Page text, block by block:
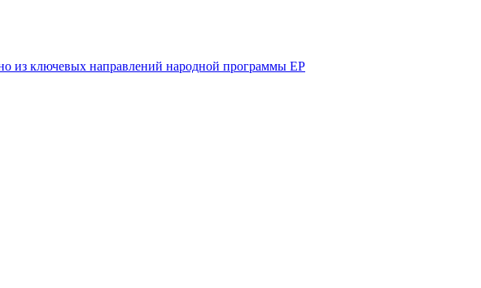
из ключевых направлений народной программы ЕР